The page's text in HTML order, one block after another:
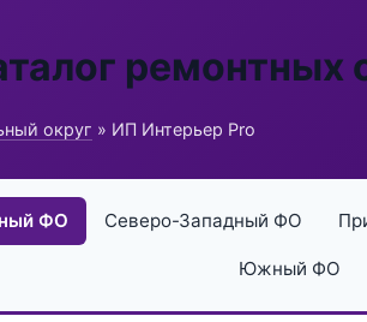
ремонтных
округ » ИП Интерьер Pro
ФО Северо-Западный ФО
Южный ФО